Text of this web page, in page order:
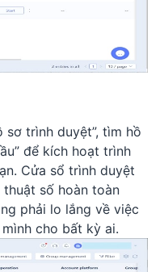
sơ trình duyệt”, tìm hồ
để kích hoạt trình
Cửa sổ trình duyệt
số hoàn toàn
phải lo lắng về việc
cho bất kỳ ai.